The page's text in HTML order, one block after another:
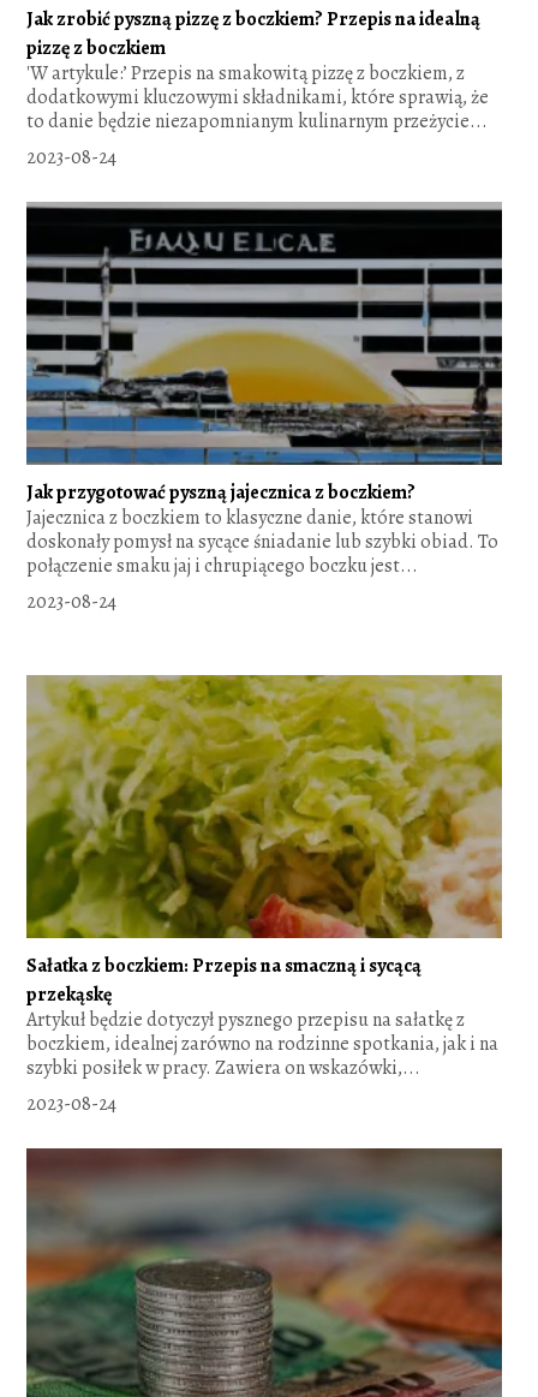
Jak zrobić pyszną pizzę z boczkiem? Przepis na idealną
pizzę z boczkiem
'W artykule:’ Przepis na smakowitą pizzę z boczkiem, z
dodatkowymi kluczowymi składnikami, które sprawią, że
to danie będzie niezapomnianym kulinarnym przeżycie...
2023-08-24
Jak przygotować pyszną jajecznica z boczkiem?
Jajecznica z boczkiem to klasyczne danie, które stanowi
doskonały pomysł na sycące śniadanie lub szybki obiad. To
połączenie smaku jaj i chrupiącego boczku jest...
2023-08-24
Sałatka z boczkiem: Przepis na smaczną i sycącą
przekąskę
Artykuł będzie dotyczył pysznego przepisu na sałatkę z
boczkiem, idealnej zarówno na rodzinne spotkania, jak i na
szybki posiłek w pracy. Zawiera on wskazówki,...
2023-08-24